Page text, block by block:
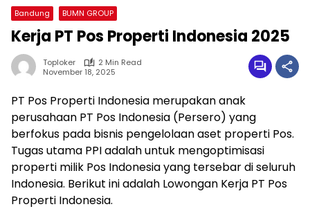
Bandung BUMN GROUP
Kerja PT Pos Properti Indonesia 2025
Toploker
2 Min Read
November 18, 2025
PT Pos Properti Indonesia merupakan anak
perusahaan PT Pos Indonesia (Persero) yang
berfokus pada bisnis pengelolaan aset properti Pos.
Tugas utama PPI adalah untuk mengoptimisasi
properti milik Pos Indonesia yang tersebar di seluruh
Indonesia. Berikut ini adalah Lowongan Kerja PT Pos
Properti Indonesia.